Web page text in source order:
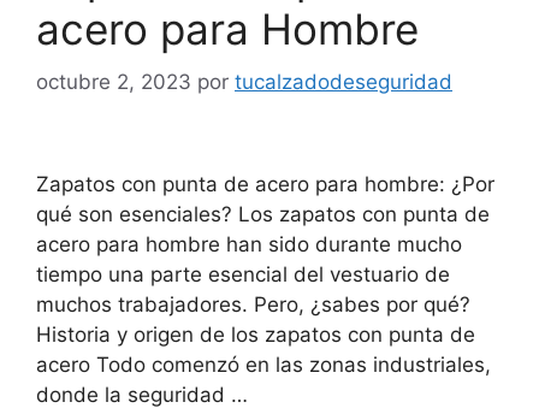
acero para Hombre
octubre 2, 2023 por tucalzadodeseguridad
Zapatos con punta de acero para hombre: ¿Por
qué son esenciales? Los zapatos con punta de
acero para hombre han sido durante mucho
tiempo una parte esencial del vestuario de
muchos trabajadores. Pero, ¿sabes por qué?
Historia y origen de los zapatos con punta de
acero Todo comenzó en las zonas industriales,
donde la seguridad …